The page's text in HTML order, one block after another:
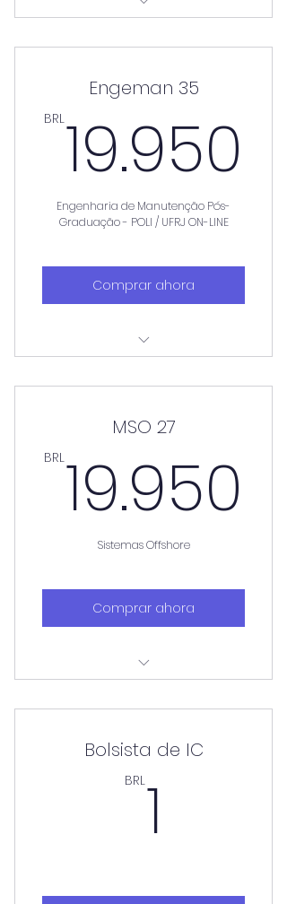
Engeman 35
BRL19.950
Engenharia de Manutenção Pós-
Graduação - POLI / UFRJ ON-LINE
Comprar ahora
MSO 27
BRL19.950
Sistemas Offshore
Comprar ahora
Bolsista de IC
BRL1